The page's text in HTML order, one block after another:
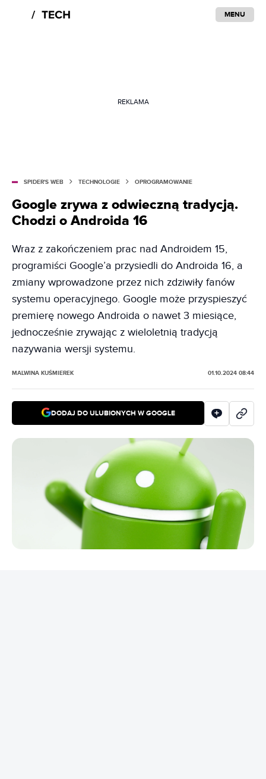
MENU
REKLAMA
SPIDER'S WEB TECHNOLOGIE OPROGRAMOWANIE
Google zrywa z odwieczną tradycją.
Chodzi o Androida 16
Wraz z zakończeniem prac nad Androidem 15,
programiści Google’a przysiedli do Androida 16, a
zmiany wprowadzone przez nich zdziwiły fanów
systemu operacyjnego. Google może przyspieszyć
premierę nowego Androida o nawet 3 miesiące,
jednocześnie zrywając z wieloletnią tradycją
nazywania wersji systemu.
MALWINA KUŚMIEREK 01.10.2024 08:44
DODAJ DO ULUBIONYCH W GOOGLE